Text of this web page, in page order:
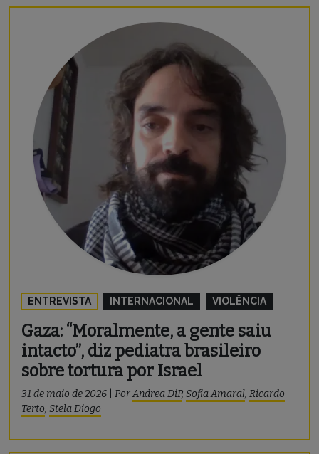
ENTREVISTA INTERNACIONAL VIOLÊNCIA
Gaza: “Moralmente, a gente saiu
intacto”, diz pediatra brasileiro
sobre tortura por Israel
31 de maio de 2026 PorAndrea DiP, Sofia Amaral, Ricardo
Terto, Stela Diogo